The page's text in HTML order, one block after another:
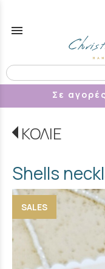
menu
Σε
ΚΟΛΙΕ
Shells
SALES